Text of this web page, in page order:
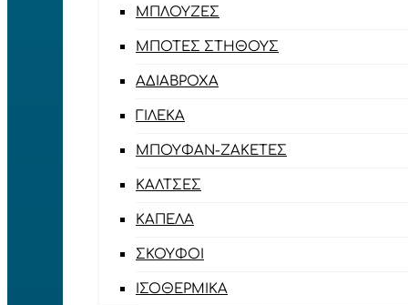
ΜΠΛΟΎΖΕΣ
ΜΠΌΤΕΣ ΣΤΉΘΟΥΣ
ΑΔΙΆΒΡΟΧΑ
ΓΙΛΈΚΑ
ΜΠΟΥΦΆΝ-ΖΑΚΈΤΕΣ
ΚΆΛΤΣΕΣ
ΚΑΠΈΛΑ
ΣΚΟΎΦΟΙ
ΙΣΟΘΕΡΜΙΚΆ